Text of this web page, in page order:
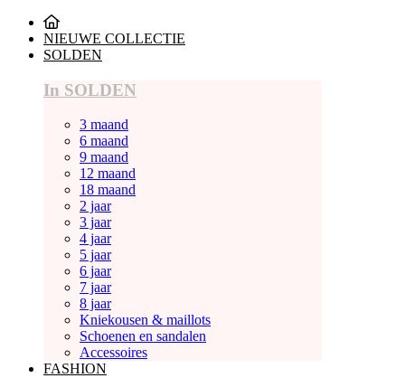
NIEUWE COLLECTIE
SOLDEN
In SOLDEN
3 maand
6 maand
9 maand
12 maand
18 maand
2 jaar
3 jaar
4 jaar
5 jaar
6 jaar
7 jaar
8 jaar
Kniekousen & maillots
Schoenen en sandalen
Accessoires
FASHION